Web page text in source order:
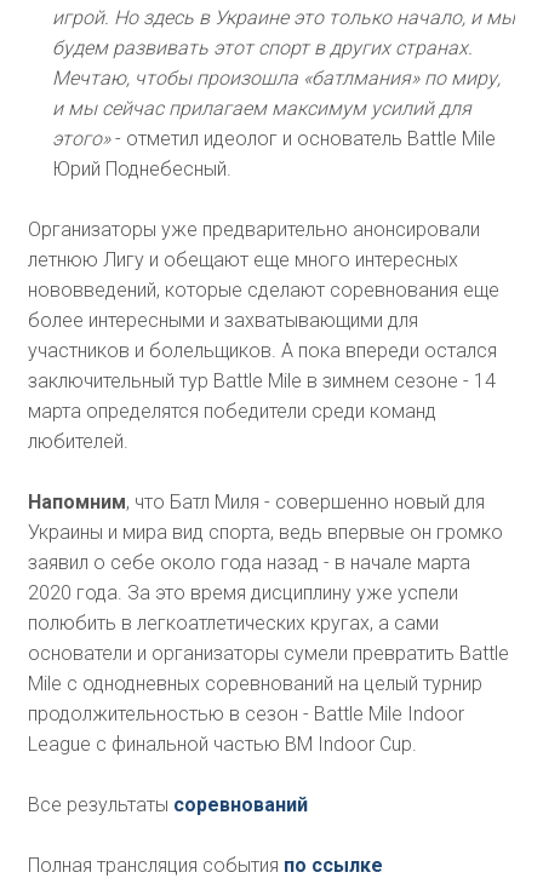
игрой. Но здесь в Украине это только начало, и мы
будем развивать этот спорт в других странах.
Мечтаю, чтобы произошла «батлмания» по миру,
и мы сейчас прилагаем максимум усилий для
этого»- отметил идеолог и основатель Battle Mile
Юрий Поднебесный.
Организаторы уже предварительно анонсировали
летнюю Лигу и обещают еще много интересных
нововведений, которые сделают соревнования еще
более интересными и захватывающими для
участников и болельщиков. А пока впереди остался
заключительный тур Battle Mile в зимнем сезоне - 14
марта определятся победители среди команд
любителей.
Напомним, что Батл Миля - совершенно новый для
Украины и мира вид спорта, ведь впервые он громко
заявил о себе около года назад - в начале марта
2020 года. За это время дисциплину уже успели
полюбить в легкоатлетических кругах, а сами
основатели и организаторы сумели превратить Battle
Mile с однодневных соревнований на целый турнир
продолжительностью в сезон - Battle Mile Indoor
League с финальной частью BM Indoor Cup.
Все результаты соревнований
Полная трансляция события по ссылке